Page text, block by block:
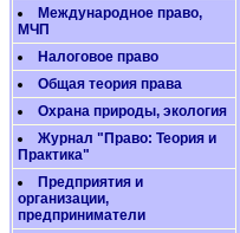
Международное право,
МЧП
Налоговое право
Общая теория права
Охрана природы, экология
Журнал "Право: Теория и
Практика"
Предприятия и
организации,
предприниматели